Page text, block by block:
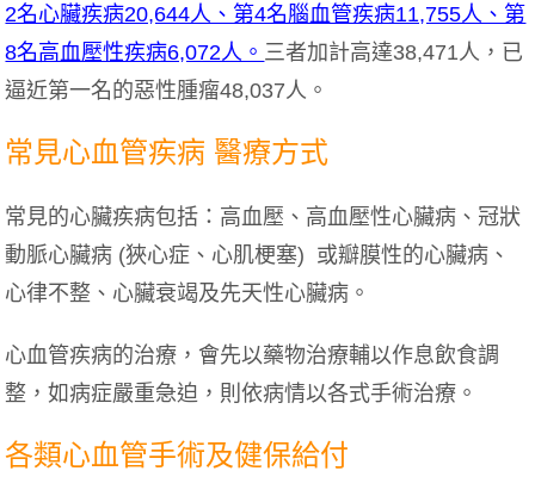
2名心臟疾病20,644人、第4名腦血管疾病11,755人、第
8名高血壓性疾病6,072人。 三者加計高達38,471人，已
逼近第一名的惡性腫瘤48,037人。
常見心血管疾病 醫療方式
常見的心臟疾病包括：高血壓、高血壓性心臟病、冠狀
動脈心臟病 (狹心症、心肌梗塞) 或瓣膜性的心臟病、
心律不整、心臟衰竭及先天性心臟病。
心血管疾病的治療，會先以藥物治療輔以作息飲食調
整，如病症嚴重急迫，則依病情以各式手術治療。
各類心血管手術及健保給付